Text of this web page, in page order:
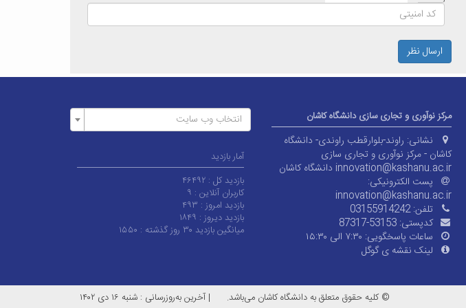
ارسال نظر
مرکز نوآوری و تجاری سازی دانشگاه کاشان
نشانی: راوند-بلوارقطب راوندی- دانشگاه
کاشان - مرکز نوآوری و تجاری سازی
innovation@kashanu.ac.ir دانشگاه کاشان
پست الکترونیکی:
innovation@kashanu.ac.ir
تلفن:03155914242
کدپستی: 87317-53153
ساعات پاسخگویی: ۷:۳۰ الی ۱۵:۳۰
لینک نقشه ی گوگل
انتخاب وب سایت
آمار بازدید
بازدید کل :۴۶۴۹۲
کاربران آنلاین : ۹
بازدید امروز : ۴۹۳
بازدید دیروز : ۱۸۴۹
میانگین بازدید ۳۰ روز گذشته :
۱۵۵۰
© کلیه حقوق متعلق به دانشگاه کاشان می‌باشد. | آخرین به‌روزرسانی : شنبه ۱۶ دی ۱۴۰۲